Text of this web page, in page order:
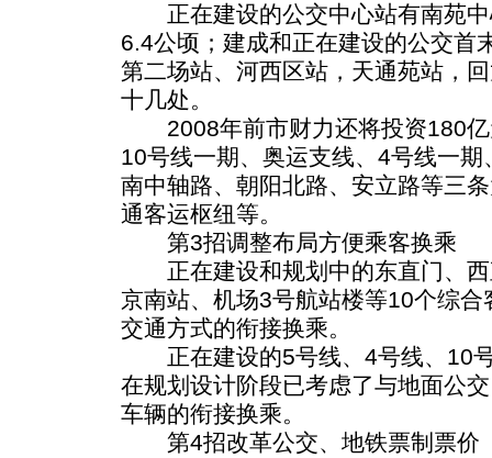
正在建设的公交中心站有南苑中
6.4公顷；建成和正在建设的公交首
第二场站、河西区站，天通苑站，
十几处。
2008年前市财力还将投资180亿
10号线一期、奥运支线、4号线一
南中轴路、朝阳北路、安立路等三
通客运枢纽等。
第3招调整布局方便乘客换乘
正在建设和规划中的东直门、西
京南站、机场3号航站楼等10个综
交通方式的衔接换乘。
正在建设的5号线、4号线、10
在规划设计阶段已考虑了与地面公
车辆的衔接换乘。
第4招改革公交、地铁票制票价